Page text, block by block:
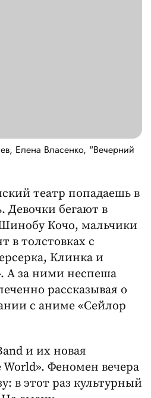
Елена Власенко, "Вечерний
театр попадаешь в
Девочки бегают в
Кочо, мальчики
в толстовках с
Клинка и
А за ними неспеша
рассказывая о
с аниме «Сейлор
и их новая
Феномен вечера
в этот раз культурный